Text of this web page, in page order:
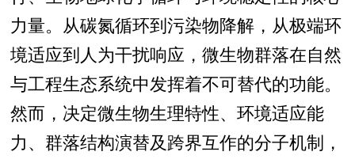
力量。从碳氮循环到污染物降解，从极端环
境适应到人为干扰响应，微生物群落在自然
与工程生态系统中发挥着不可替代的功能。
然而，决定微生物生理特性、环境适应能
力、群落结构演替及跨界互作的分子机制，